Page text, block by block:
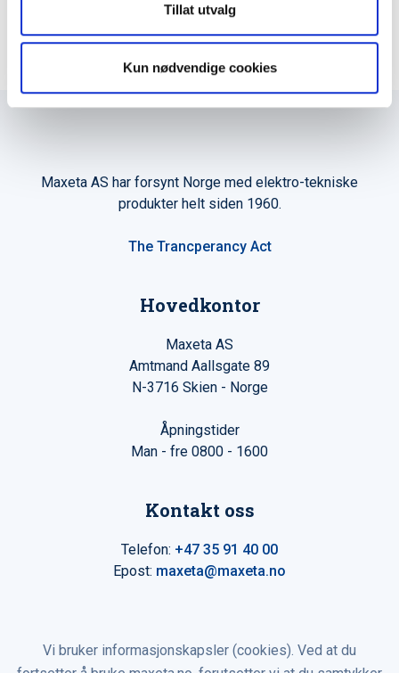
Tillat utvalg
Kun nødvendige cookies
Maxeta AS har forsynt Norge med elektro-tekniske
produkter helt siden 1960.
The Trancperancy Act
Hovedkontor
Maxeta AS
Amtmand Aallsgate 89
N-3716 Skien - Norge
Åpningstider
Man - fre 0800 - 1600
Kontakt oss
Telefon: +47 35 91 40 00
Epost: maxeta@maxeta.no
Vi bruker informasjonskapsler (cookies). Ved at du